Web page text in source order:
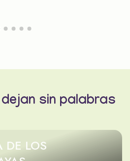
sin palabras
DE LOS